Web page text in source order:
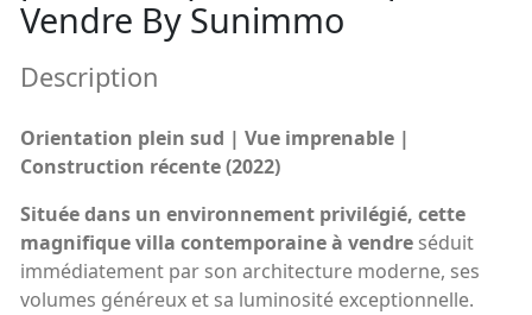
Vendre By Sunimmo
Description
Orientation plein sud | Vue imprenable |
Construction récente (2022)
Située dans un environnement privilégié, cette
magnifique villa contemporaine à vendre séduit
immédiatement par son architecture moderne, ses
volumes généreux et sa luminosité exceptionnelle.